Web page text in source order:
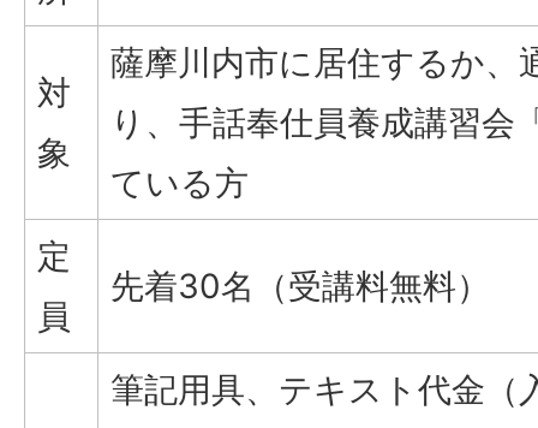
対
象
薩摩川内市に居住するか、
り、手話奉仕員養成講習会
ている方
定
員
先着30名（受講料無料）
筆記用具、テキスト代金（